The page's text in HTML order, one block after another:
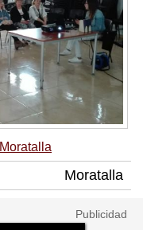
Moratalla
Moratalla